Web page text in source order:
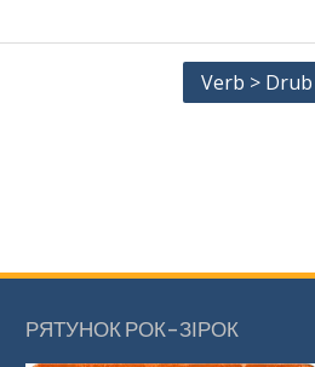
Verb > Drub
РЯТУНОК РОК-ЗІРОК